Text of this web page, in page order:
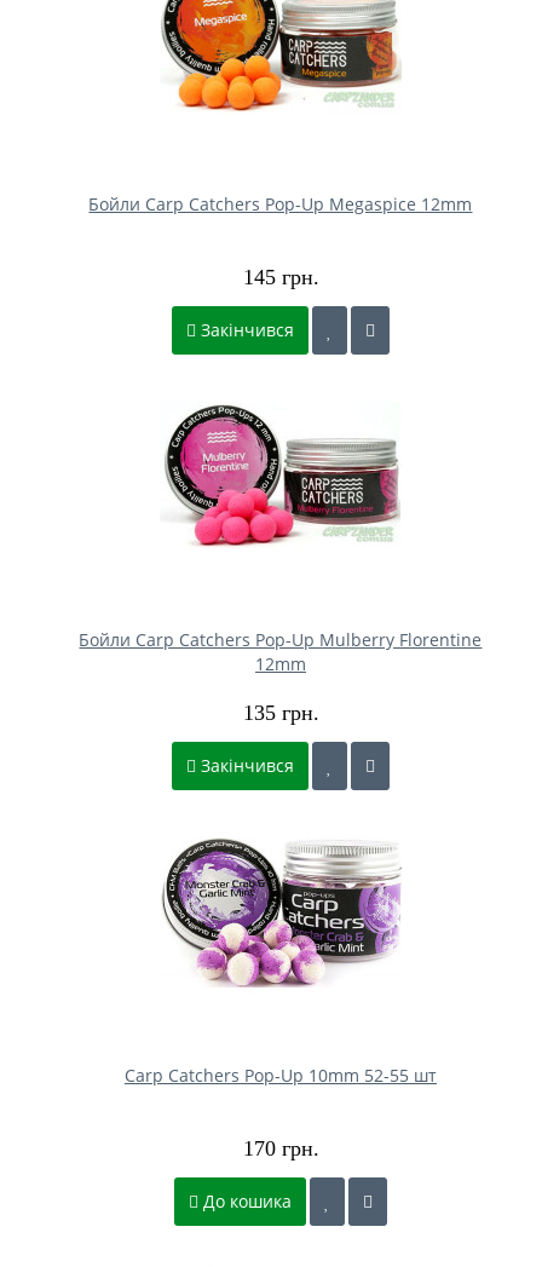
Бойли Carp Catchers Pop-Up Megaspice 12mm
145 грн.
Закінчився
Бойли Carp Catchers Pop-Up Mulberry Florentine
12mm
135 грн.
Закінчився
Carp Catchers Pop-Up 10mm 52-55 шт
170 грн.
До кошика